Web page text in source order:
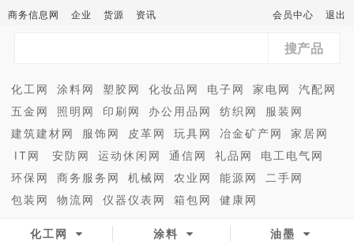
商务信息网 企业 货源 资讯 会员中心 退出
搜产品
化工网 涂料网 塑胶网 化妆品网 电子网 家电网
汽配网
五金网
照明网 印刷网 办公用品网 纺织网
服装网
建筑建材网
服饰网 皮革网 玩具网 冶金矿产网
家居网
IT网
安防网 运动休闲网 通信网 礼品网
电工电气网
环保网
商务服务网 机械网 农业网 能源网
二手网
包装网
物流网 仪器仪表网 箱包网 健康网
化工网 涂料 油墨